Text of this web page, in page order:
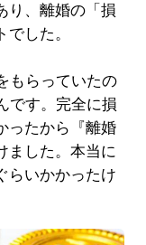
り、離婚の「損
した。
もらっていたの
です。完全に損
ったから『離婚
ました。本当に
らいかかったけ